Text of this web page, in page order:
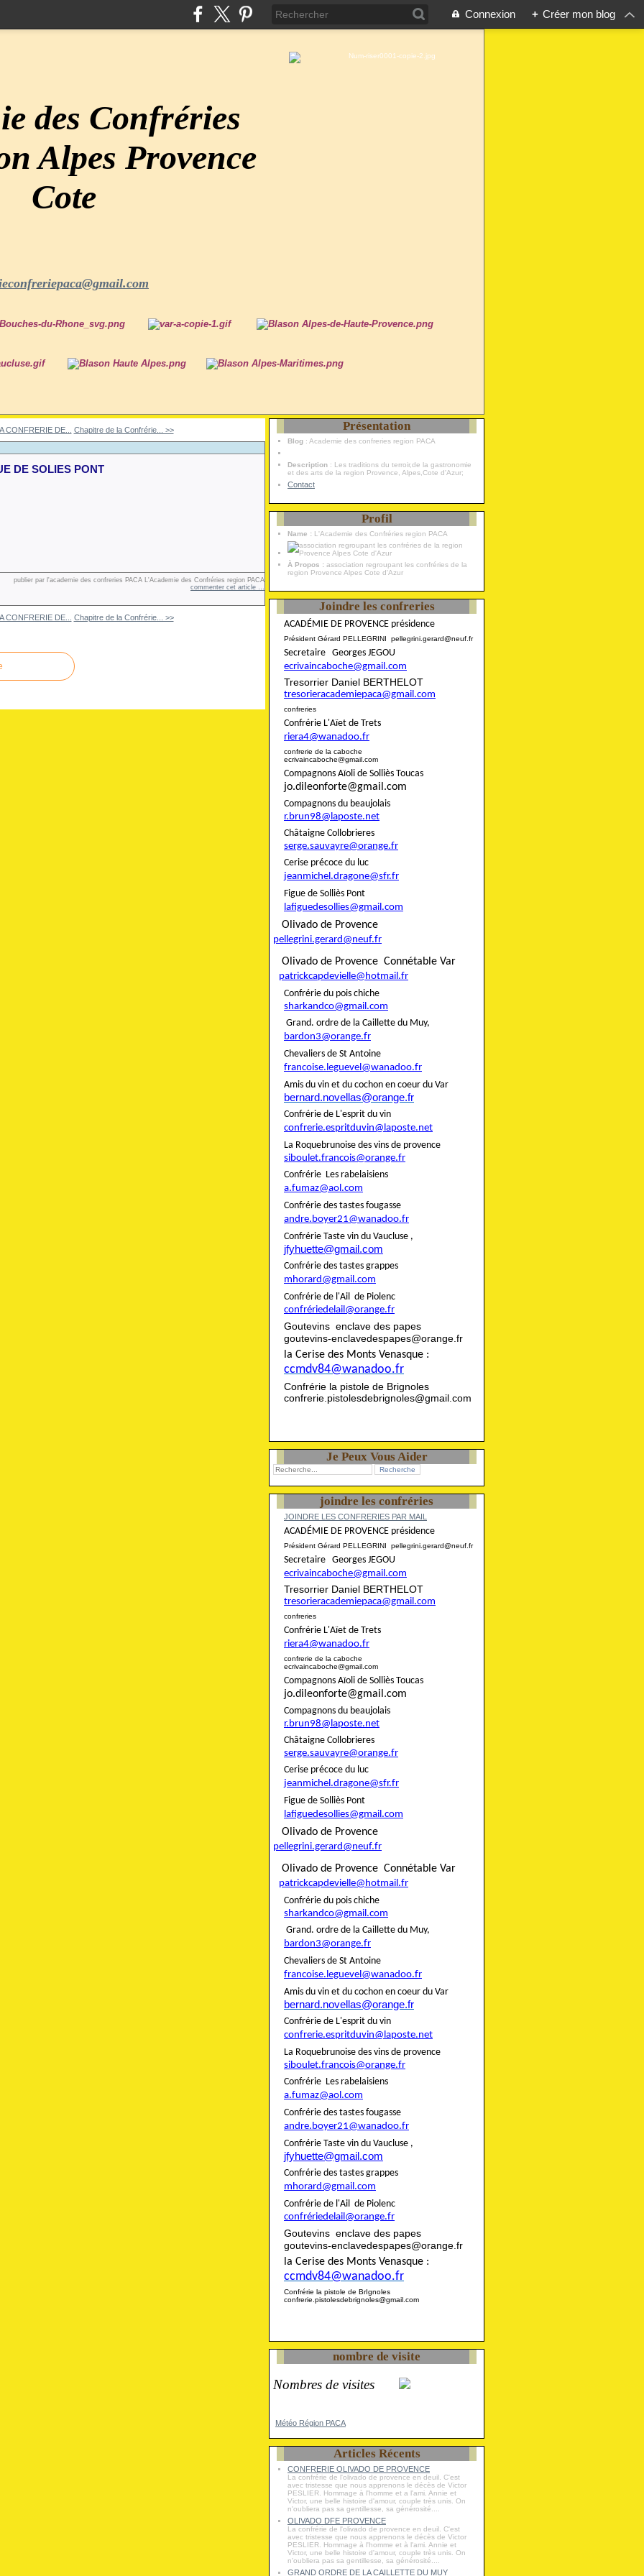
Connexion + Créer mon blog
des Confréries
Alpes Provence
Cote
CONFRERIE DE... Chapitre de la Confrérie... >>
DE SOLIES PONT
publier par l'academie des confreries PACA L'Academie des Confréries region PACA
commenter cet article
CONFRERIE DE... Chapitre de la Confrérie... >>
Présentation
Blog : Academie des confreries region PACA
Description : Les traditions du terroir,de la gastronomie
et des arts de la region Provence, Alpes,Cote d'Azur;
Contact
Profil
Name : L'Academie des Confréries region PACA
À Propos : association regroupant les confréries de la
region Provence Alpes Cote d'Azur
Joindre les confreries
ACADÉMIE DE PROVENCE présidence
Président Gérard PELLEGRINI pellegrini.gerard@neuf.fr
Secretaire Georges JEGOU
ecrivaincaboche@gmail.com
Tresorrier Daniel BERTHELOT
tresorieracademiepaca@gmail.com
confreries
Confrérie L'Aïet de Trets
riera4@wanadoo.fr
confrerie de la caboche
ecrivaincaboche@gmail.com
Compagnons Aïoli de Solliès Toucas
jo.dileonforte@gmail.com
Compagnons du beaujolais
r.brun98@laposte.net
Châtaigne Collobrieres
serge.sauvayre@orange.fr
Cerise précoce du luc
jeanmichel.dragone@sfr.fr
Figue de Solliès Pont
lafiguedesollies@gmail.com
Olivado de Provence
pellegrini.gerard@neuf.fr
Olivado de Provence Connétable Var
patrickcapdevielle@hotmail.fr
Confrérie du pois chiche
sharkandco@gmail.com
Grand. ordre de la Caillette du Muy,
bardon3@orange.fr
Chevaliers de St Antoine
francoise.leguevel@wanadoo.fr
Amis du vin et du cochon en coeur du Var
bernard.novellas@orange.fr
Confrérie de L'esprit du vin
confrerie.espritduvin@laposte.net
La Roquebrunoise des vins de provence
siboulet.francois@orange.fr
Confrérie Les rabelaisiens
a.fumaz@aol.com
Confrérie des tastes fougasse
andre.boyer21@wanadoo.fr
Confrérie Taste vin du Vaucluse ,
jfyhuette@gmail.com
Confrérie des tastes grappes
mhorard@gmail.com
Confrérie de l'Ail de Piolenc
confrériedelail@orange.fr
Goutevins enclave des papes
goutevins-enclavedespapes@orange.fr
la Cerise des Monts Venasque :
ccmdv84@wanadoo.fr
Confrérie la pistole de Brignoles
confrerie.pistolesdebrignoles@gmail.com
Je Peux Vous Aider
joindre les confréries
JOINDRE LES CONFRERIES PAR MAIL
ACADÉMIE DE PROVENCE présidence
Président Gérard PELLEGRINI pellegrini.gerard@neuf.fr
Secretaire Georges JEGOU
ecrivaincaboche@gmail.com
Tresorrier Daniel BERTHELOT
tresorieracademiepaca@gmail.com
confreries
Confrérie L'Aïet de Trets
riera4@wanadoo.fr
confrerie de la caboche
ecrivaincaboche@gmail.com
Compagnons Aïoli de Solliès Toucas
jo.dileonforte@gmail.com
Compagnons du beaujolais
r.brun98@laposte.net
Châtaigne Collobrieres
serge.sauvayre@orange.fr
Cerise précoce du luc
jeanmichel.dragone@sfr.fr
Figue de Solliès Pont
lafiguedesollies@gmail.com
Olivado de Provence
pellegrini.gerard@neuf.fr
Olivado de Provence Connétable Var
patrickcapdevielle@hotmail.fr
Confrérie du pois chiche
sharkandco@gmail.com
Grand. ordre de la Caillette du Muy,
bardon3@orange.fr
Chevaliers de St Antoine
francoise.leguevel@wanadoo.fr
Amis du vin et du cochon en coeur du Var
bernard.novellas@orange.fr
Confrérie de L'esprit du vin
confrerie.espritduvin@laposte.net
La Roquebrunoise des vins de provence
siboulet.francois@orange.fr
Confrérie Les rabelaisiens
a.fumaz@aol.com
Confrérie des tastes fougasse
andre.boyer21@wanadoo.fr
Confrérie Taste vin du Vaucluse ,
jfyhuette@gmail.com
Confrérie des tastes grappes
mhorard@gmail.com
Confrérie de l'Ail de Piolenc
confrériedelail@orange.fr
Goutevins enclave des papes
goutevins-enclavedespapes@orange.fr
la Cerise des Monts Venasque :
ccmdv84@wanadoo.fr
Confrérie la pistole de BrIgnoles
confrerie.pistolesdebrignoles@gmail.com
nombre de visite
Nombres de visites
Météo Région PACA
Articles Récents
CONFRERIE OLIVADO DE PROVENCE
La confrérie de l'olivado de provence en deuil. C'est
avec tristesse que nous apprenons le décès de Victor
PESLIER. Hommage à l'homme et a l'ami. Annie et
Victor, une belle histoire d'amour, couple très unis. On
n'oubliera pas sa gentillesse, sa générosité....
OLIVADO DFE PROVENCE
La confrérie de l'olivado de provence en deuil. C'est
avec tristesse que nous apprenons le décès de Victor
PESLIER. Hommage à l'homme et à l'ami. Annie et
Victor, une belle histoire d'amour, couple très unis. On
n'oubliera pas sa gentillesse, sa générosité....
GRAND ORDRE DE LA CAILLETTE DU MUY